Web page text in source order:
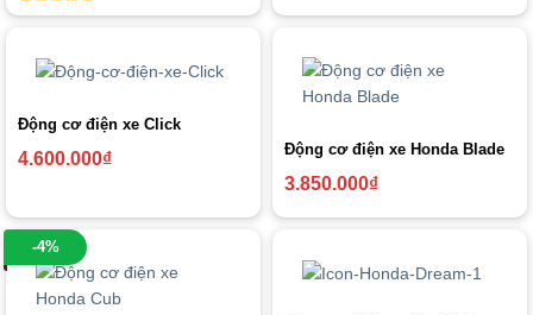
5out of 5
Động cơ điện xe Click
4.600.000₫ Động cơ điện xe Honda Blade
3.850.000₫
-4%